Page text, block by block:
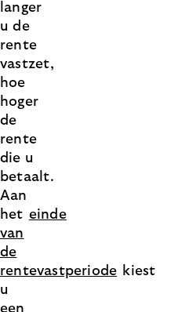
langer
u de
rente
vastzet,
hoe
hoger
de
rente
die u
betaalt.
Aan
het einde
van
de
rentevastperiode kiest
u
een